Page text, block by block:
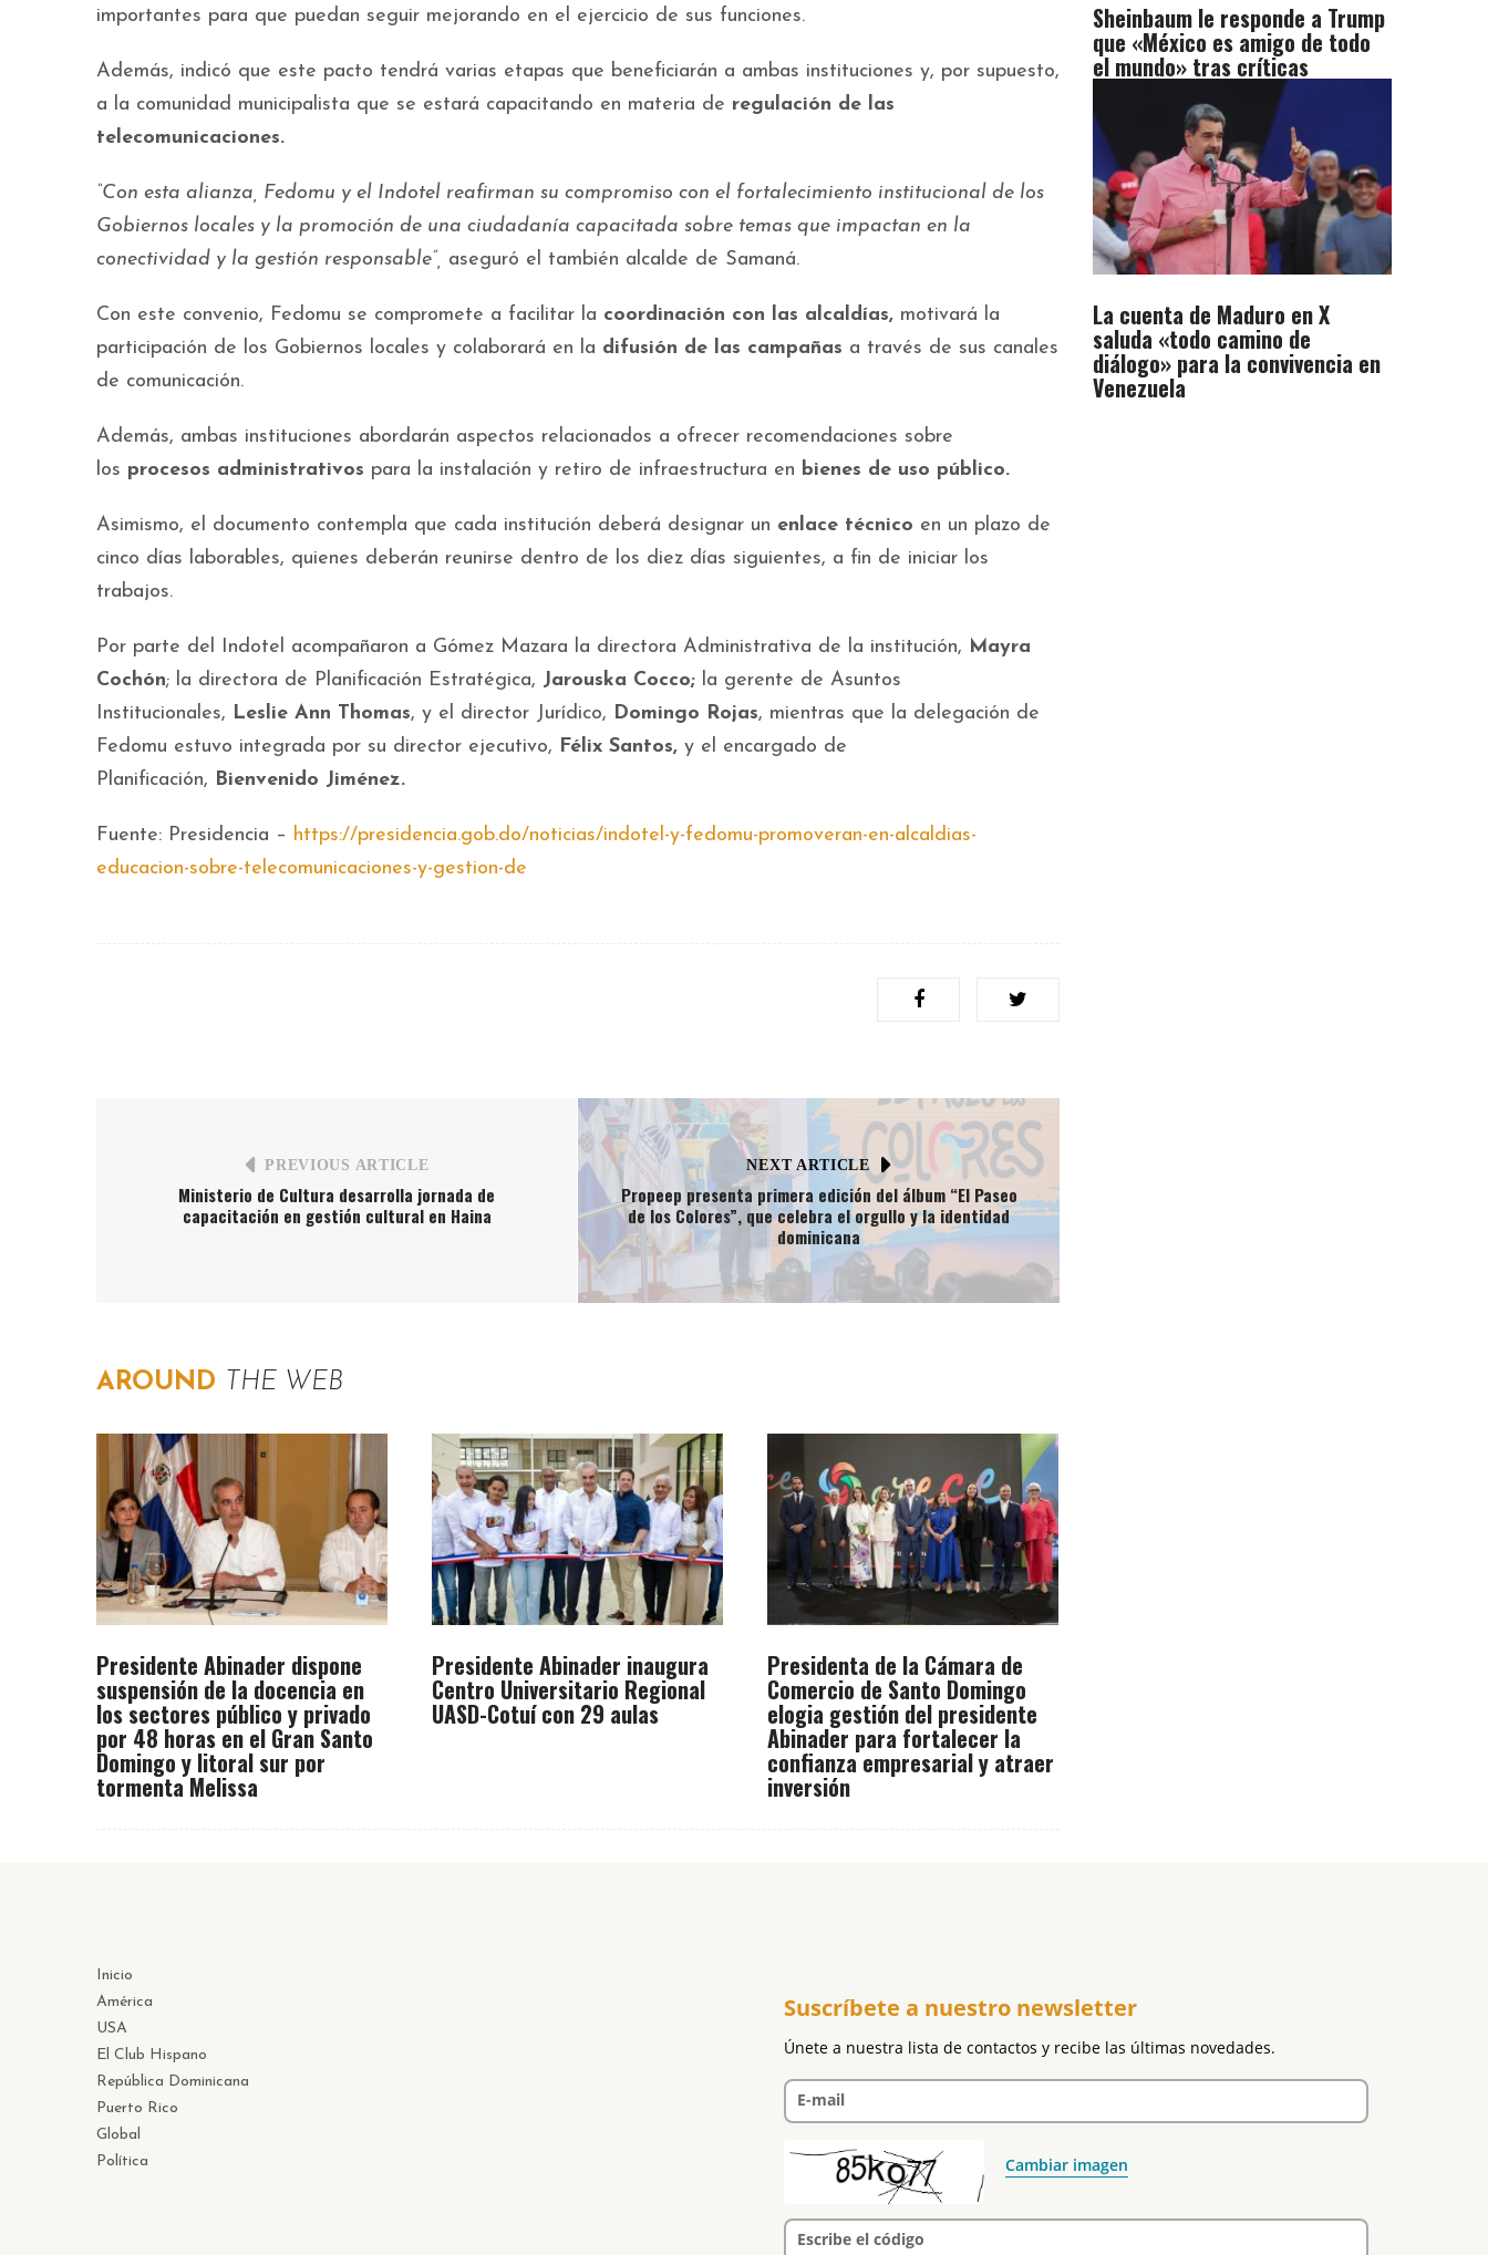
importantes para que puedan seguir mejorando en el ejercicio de sus funciones.
Además, indicó que este pacto tendrá varias etapas que beneficiarán a ambas instituciones y, por supuesto,
a la comunidad municipalista que se estará capacitando en materia de regulación de las
telecomunicaciones.
“Con esta alianza, Fedomu y el Indotel reafirman su compromiso con el fortalecimiento institucional de los
Gobiernos locales y la promoción de una ciudadanía capacitada sobre temas que impactan en la
conectividad y la gestión responsable”, aseguró el también alcalde de Samaná.
Con este convenio, Fedomu se compromete a facilitar la coordinación con las alcaldías, motivará la
participación de los Gobiernos locales y colaborará en la difusión de las campañas a través de sus canales
de comunicación.
Además, ambas instituciones abordarán aspectos relacionados a ofrecer recomendaciones sobre
los procesos administrativos para la instalación y retiro de infraestructura en bienes de uso público.
Asimismo, el documento contempla que cada institución deberá designar un enlace técnico en un plazo de
cinco días laborables, quienes deberán reunirse dentro de los diez días siguientes, a fin de iniciar los
trabajos.
Por parte del Indotel acompañaron a Gómez Mazara la directora Administrativa de la institución, Mayra
Cochón; la directora de Planificación Estratégica, Jarouska Cocco; la gerente de Asuntos
Institucionales, Leslie Ann Thomas, y el director Jurídico, Domingo Rojas, mientras que la delegación de
Fedomu estuvo integrada por su director ejecutivo, Félix Santos, y el encargado de
Planificación, Bienvenido Jiménez.
Fuente: Presidencia – https://presidencia.gob.do/noticias/indotel-y-fedomu-promoveran-en-alcaldias-
educacion-sobre-telecomunicaciones-y-gestion-de
PREVIOUS ARTICLE
Ministerio de Cultura desarrolla jornada de
capacitación en gestión cultural en Haina
NEXT ARTICLE
Propeep presenta primera edición del álbum “El Paseo
de los Colores”, que celebra el orgullo y la identidad
dominicana
AROUND THE WEB
Presidente Abinader dispone
suspensión de la docencia en
los sectores público y privado
por 48 horas en el Gran Santo
Domingo y litoral sur por
tormenta Melissa
Presidente Abinader inaugura
Centro Universitario Regional
UASD-Cotuí con 29 aulas
Presidenta de la Cámara de
Comercio de Santo Domingo
elogia gestión del presidente
Abinader para fortalecer la
confianza empresarial y atraer
inversión
Sheinbaum le responde a Trump
que «México es amigo de todo
el mundo» tras críticas
La cuenta de Maduro en X
saluda «todo camino de
diálogo» para la convivencia en
Venezuela
Inicio
América
USA
El Club Hispano
República Dominicana
Puerto Rico
Global
Política
Suscríbete a nuestro newsletter
Únete a nuestra lista de contactos y recibe las últimas novedades.
E-mail
Cambiar imagen
Escribe el código